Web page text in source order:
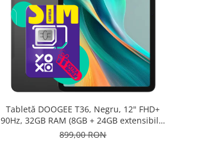
Tabletă DOOGEE T36, Negru, 12" FHD+
90Hz, 32GB RAM (8GB + 24GB extensibili),
256GB, Android 15, 8800mAh, Dual SIM
899,00 RON